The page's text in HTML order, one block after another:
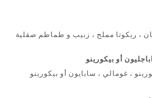
، ريكوتا مملح ، زبيب و طماطم صقلية
أو بيكورينو
، غومالي ، سابايون أو بيكورينو